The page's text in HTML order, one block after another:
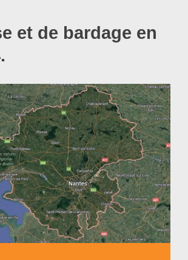
et de bardage en